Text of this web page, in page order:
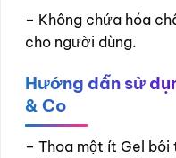
– Không chứa hóa
cho người dùng.
Hướng dẫn sử
& Co
– Thoa một ít Gel bôi